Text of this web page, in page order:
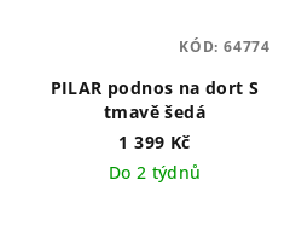
PILAR podnos na dort S
tmavě šedá
1 399 Kč
Do 2 týdnů
KÓD: 64774